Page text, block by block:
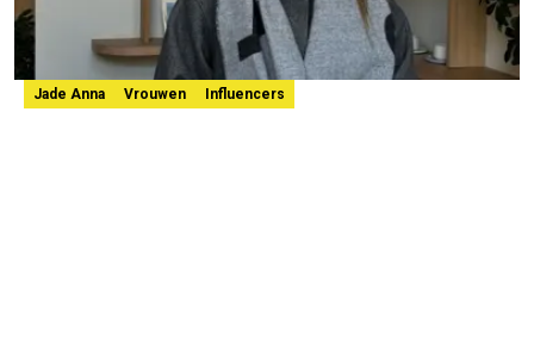
Jade Anna Vrouwen Influencers